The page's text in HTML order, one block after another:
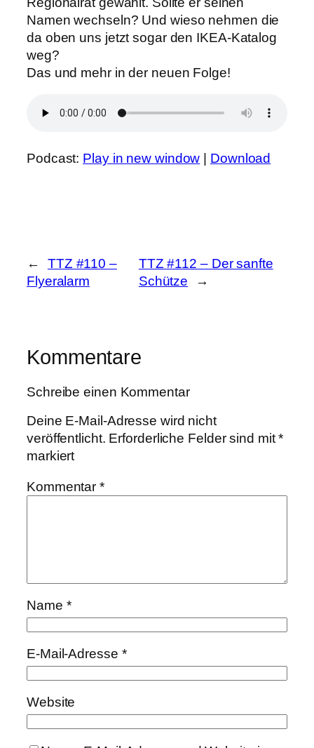
Namen wechseln? Und wieso nehmen die
da oben uns jetzt sogar den IKEA-Katalog
weg?
Das und mehr in der neuen Folge!
Podcast: Play in new window Download
←
TTZ #110 –
Flyeralarm
TTZ #112 – Der sanfte
Schütze
→
Kommentare
Schreibe einen Kommentar
Deine E-Mail-Adresse wird nicht
veröffentlicht. Erforderliche Felder sind mit*
markiert
Kommentar*
Name *
E-Mail-Adresse *
Website